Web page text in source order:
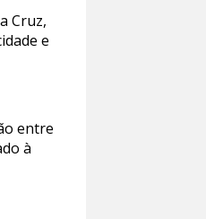
Cruz,
e
entre
à